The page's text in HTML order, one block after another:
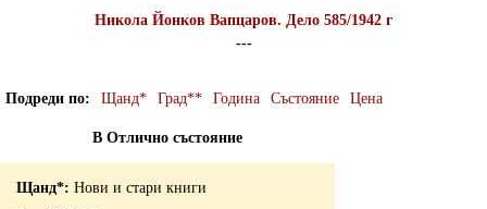
Никола Йонков Вапцаров. Дело 585/1942 г
---
Подреди по Щанд* Град** Година Състояние Цена
В Отлично състояние
Нови и стари книги